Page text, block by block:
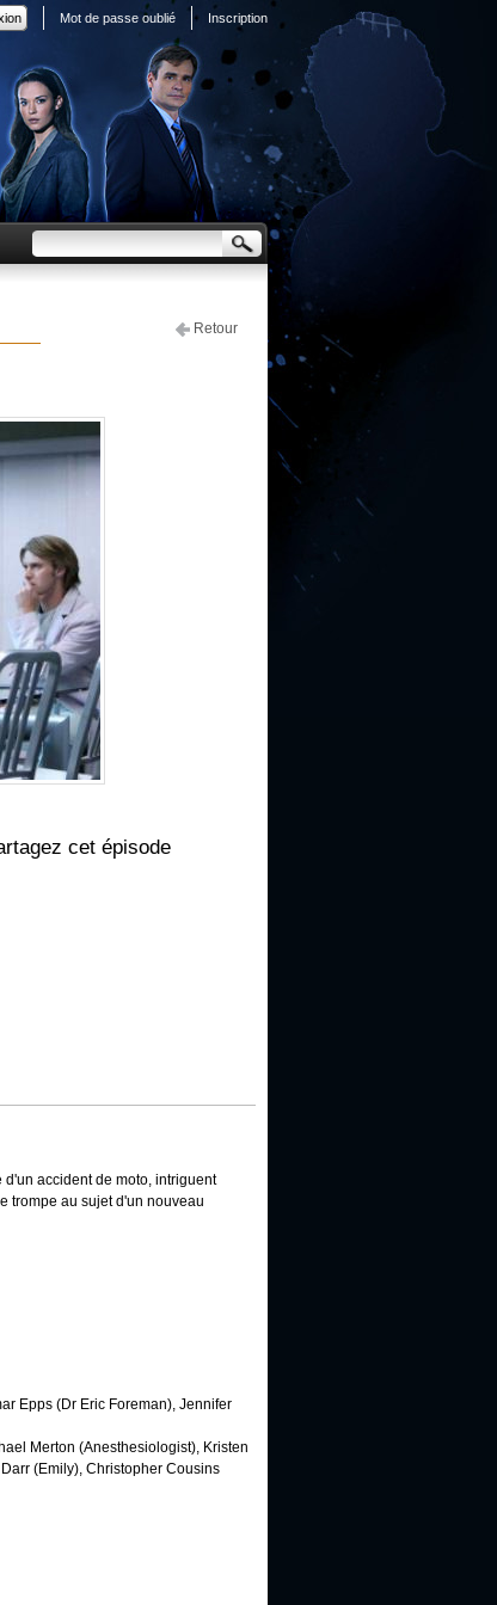
Inscription
Mot de passe oublié
Retour
cet épisode
accident de moto, intriguent
trompe au sujet d'un nouveau
Epps (Dr Eric Foreman), Jennifer
Merton (Anesthesiologist), Kristen
(Emily), Christopher Cousins